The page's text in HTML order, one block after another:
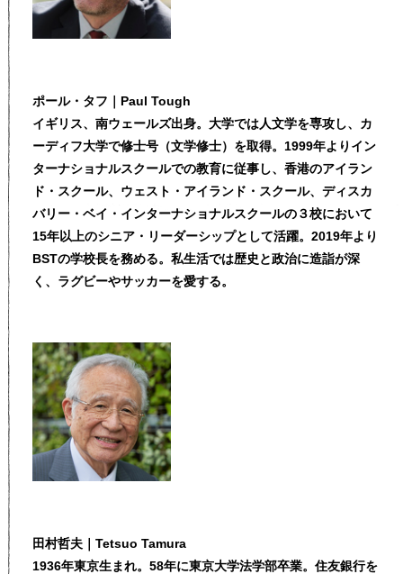
ポール・タフ｜Paul Tough
イギリス、南ウェールズ出身。大学では人文学を専攻し、カ
ーディフ大学で修士号（文学修士）を取得。1999年よりイン
ターナショナルスクールでの教育に従事し、香港のアイラン
ド・スクール、ウェスト・アイランド・スクール、ディスカ
バリー・ベイ・インターナショナルスクールの３校において
15年以上のシニア・リーダーシップとして活躍。2019年より
BSTの学校長を務める。私生活では歴史と政治に造詣が深
く、ラグビーやサッカーを愛する。
田村哲夫｜Tetsuo Tamura
1936年東京生まれ。58年に東京大学法学部卒業。住友銀行を